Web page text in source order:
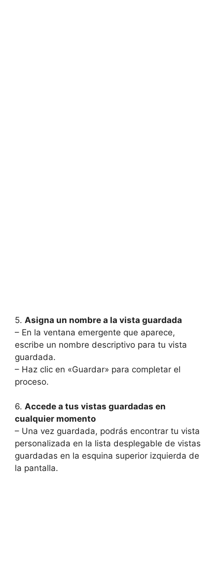
5. Asigna un nombre a la vista guardada
– En la ventana emergente que aparece,
escribe un nombre descriptivo para tu vista
guardada.
– Haz clic en «Guardar» para completar el
proceso.
6. Accede a tus vistas guardadas en
cualquier momento
– Una vez guardada, podrás encontrar tu vista
personalizada en la lista desplegable de vistas
guardadas en la esquina superior izquierda de
la pantalla.